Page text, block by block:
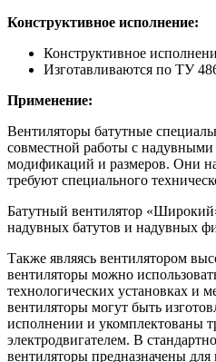
Конструктивное исполнение:
Конструктивное
Изготавливаются по ТУ
Применение:
Вентиляторы батутные
совместной работы с
модификаций и размеров. Они
требуют специального
Батутный вентилятор
надувных батутов и надувных
Также являясь вентилятором
вентиляторы можно
технологических установках и
вентиляторы могут быть
исполнении и укомплектованы
электродвигателем. В
вентиляторы предназначены